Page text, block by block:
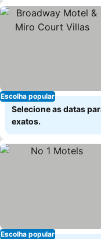
Escolha popular
Selecione as datas
exatos.
Escolha popular